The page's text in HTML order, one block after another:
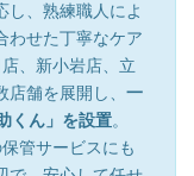
し、熟練職人によ
わせた丁寧なケア
、新小岩店、立
店舗を展開し、一
くん」を設置。
管サービスにも